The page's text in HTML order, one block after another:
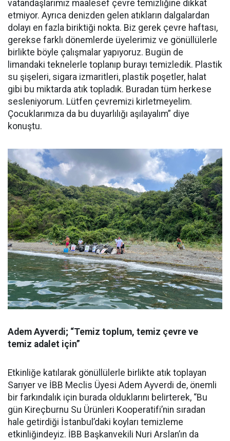
vatandaşlarımız maalesef çevre temizliğine dikkat
etmiyor. Ayrıca denizden gelen atıkların dalgalardan
dolayı en fazla biriktiği nokta. Biz gerek çevre haftası,
gerekse farklı dönemlerde üyelerimiz ve gönüllülerle
birlikte böyle çalışmalar yapıyoruz. Bugün de
limandaki teknelerle toplanıp burayı temizledik. Plastik
su şişeleri, sigara izmaritleri, plastik poşetler, halat
gibi bu miktarda atık topladık. Buradan tüm herkese
sesleniyorum. Lütfen çevremizi kirletmeyelim.
Çocuklarımıza da bu duyarlılığı aşılayalım” diye
konuştu.
Adem Ayverdi; “Temiz toplum, temiz çevre ve
temiz adalet için”
Etkinliğe katılarak gönüllülerle birlikte atık toplayan
Sarıyer ve İBB Meclis Üyesi Adem Ayverdi de, önemli
bir farkındalık için burada olduklarını belirterek, “Bu
gün Kireçburnu Su Ürünleri Kooperatifi’nin sıradan
hale getirdiği İstanbul’daki koyları temizleme
etkinliğindeyiz. İBB Başkanvekili Nuri Arslan’ın da